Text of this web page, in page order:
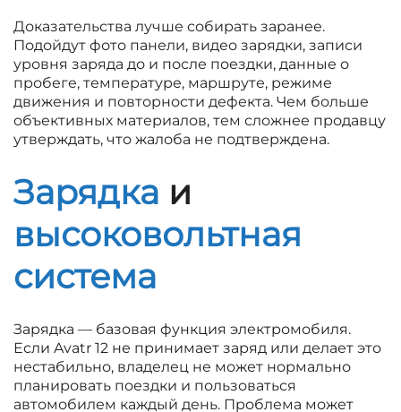
Доказательства лучше собирать заранее.
Подойдут фото панели, видео зарядки, записи
уровня заряда до и после поездки, данные о
пробеге, температуре, маршруте, режиме
движения и повторности дефекта. Чем больше
объективных материалов, тем сложнее продавцу
утверждать, что жалоба не подтверждена.
Зарядка и
высоковольтная
система
Зарядка — базовая функция электромобиля.
Если Avatr 12 не принимает заряд или делает это
нестабильно, владелец не может нормально
планировать поездки и пользоваться
автомобилем каждый день. Проблема может